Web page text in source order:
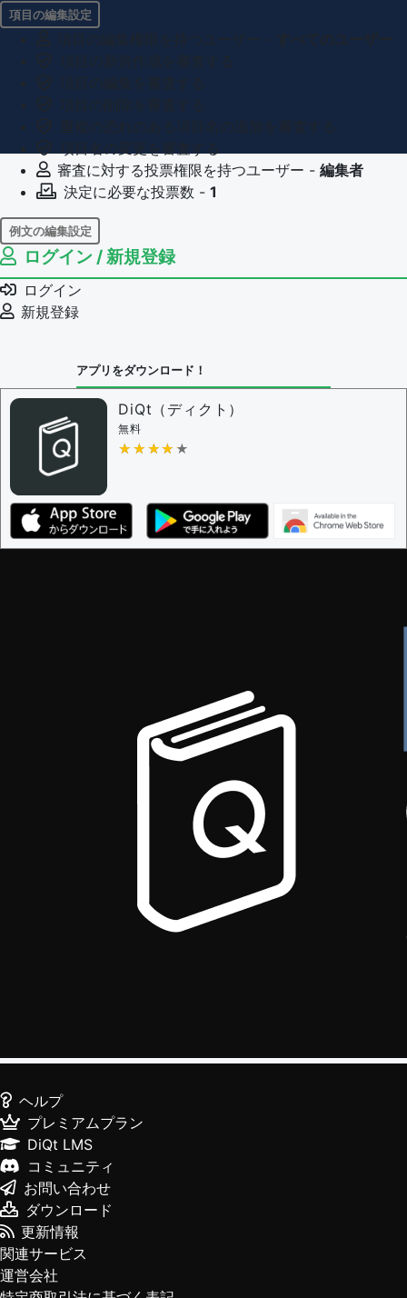
項目の編集設定
審査に対する投票権限を持つユーザー - 編集者
決定に必要な投票数 - 1
例文の編集設定
例文の編集権限を持つユーザー -
例文の削除を審査する
審査に対する投票権限を持つユーザー -
決定に必要な投票数 -
問題の編集権限を持つユーザー -すべてのユーザー
審査に対する投票権限を持つユーザー -
決定に必要な投票数 -
編集ガイドライン
ログイン / 新規登録
ログイン
新規登録
アプリをダウンロード！
DiQt（ディクト）
無料
★★★★★
★★★★★
ヘルプ
プレミアムプラン
DiQt LMS
コミュニティ
お問い合わせ
ダウンロード
更新情報
関連サービス
運営会社